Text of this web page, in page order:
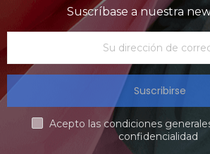
Suscríbase a nuestra
Suscribirse
Acepto las condiciones
confidencialidad